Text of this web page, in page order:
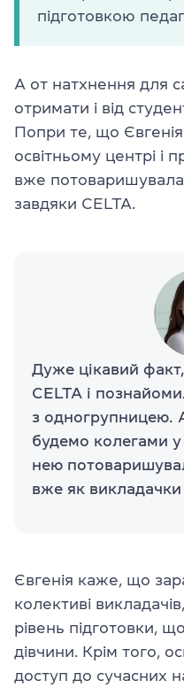
підготовкою
А от натхнення для
отримати і від
Попри те, що
освітньому центрі
вже
завдяки CELTA.
Дуже цікавий
CELTA і
з одногрупницею.
будемо колегами
нею
вже як викладачки
Євгенія каже, що
колективі
рівень підготовки,
дівчини. Крім того,
доступ до сучасних